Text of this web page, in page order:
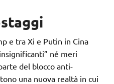
e tra Xi e Putin in Cina
né meri
del blocco anti-
una nuova realtà in cui